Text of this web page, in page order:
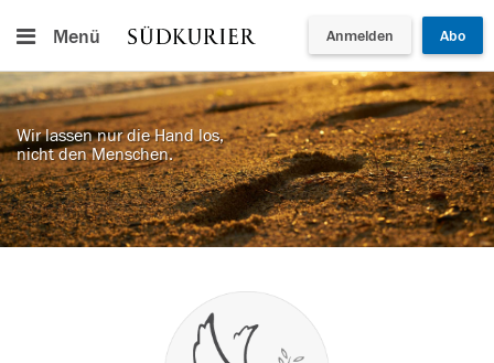
Menü Anmelden Abo
Wir lassen nur die Hand los,
nicht den Menschen.